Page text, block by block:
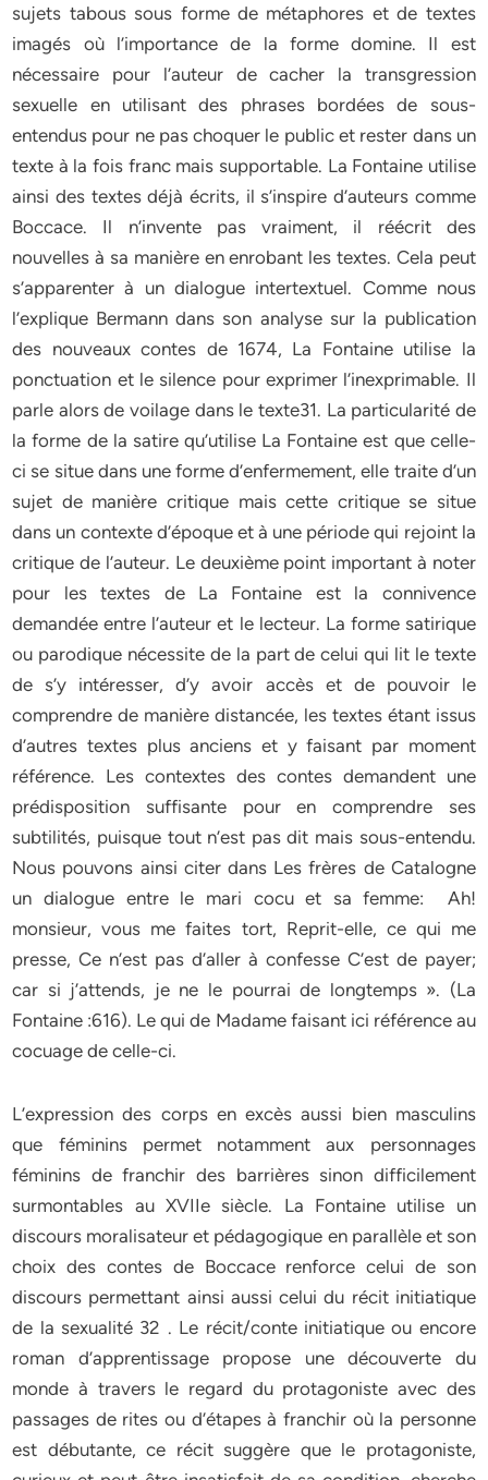
sujets tabous sous forme de métaphores et de textes
imagés où l’importance de la forme domine. Il est
nécessaire pour l’auteur de cacher la transgression
sexuelle en utilisant des phrases bordées de sous-
entendus pour ne pas choquer le public et rester dans un
texte à la fois franc mais supportable. La Fontaine utilise
ainsi des textes déjà écrits, il s’inspire d’auteurs comme
Boccace. Il n’invente pas vraiment, il réécrit des
nouvelles à sa manière en enrobant les textes. Cela peut
s’apparenter à un dialogue intertextuel. Comme nous
l’explique Bermann dans son analyse sur la publication
des nouveaux contes de 1674, La Fontaine utilise la
ponctuation et le silence pour exprimer l’inexprimable. Il
parle alors de voilage dans le texte31. La particularité de
la forme de la satire qu’utilise La Fontaine est que celle-
ci se situe dans une forme d’enfermement, elle traite d’un
sujet de manière critique mais cette critique se situe
dans un contexte d’époque et à une période qui rejoint la
critique de l’auteur. Le deuxième point important à noter
pour les textes de La Fontaine est la connivence
demandée entre l’auteur et le lecteur. La forme satirique
ou parodique nécessite de la part de celui qui lit le texte
de s’y intéresser, d’y avoir accès et de pouvoir le
comprendre de manière distancée, les textes étant issus
d’autres textes plus anciens et y faisant par moment
référence. Les contextes des contes demandent une
prédisposition suffisante pour en comprendre ses
subtilités, puisque tout n’est pas dit mais sous-entendu.
Nous pouvons ainsi citer dans Les frères de Catalogne
un dialogue entre le mari cocu et sa femme: Ah!
monsieur, vous me faites tort, Reprit-elle, ce qui me
presse, Ce n’est pas d’aller à confesse C’est de payer;
car si j’attends, je ne le pourrai de longtemps ». (La
Fontaine :616). Le qui de Madame faisant ici référence au
cocuage de celle-ci.
L’expression des corps en excès aussi bien masculins
que féminins permet notamment aux personnages
féminins de franchir des barrières sinon difficilement
surmontables au XVIIe siècle. La Fontaine utilise un
discours moralisateur et pédagogique en parallèle et son
choix des contes de Boccace renforce celui de son
discours permettant ainsi aussi celui du récit initiatique
de la sexualité 32 . Le récit/conte initiatique ou encore
roman d’apprentissage propose une découverte du
monde à travers le regard du protagoniste avec des
passages de rites ou d’étapes à franchir où la personne
est débutante, ce récit suggère que le protagoniste,